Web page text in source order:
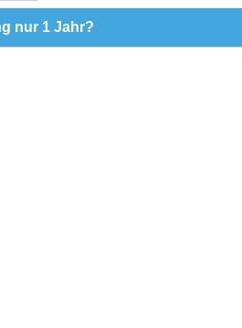
nur 1 Jahr?